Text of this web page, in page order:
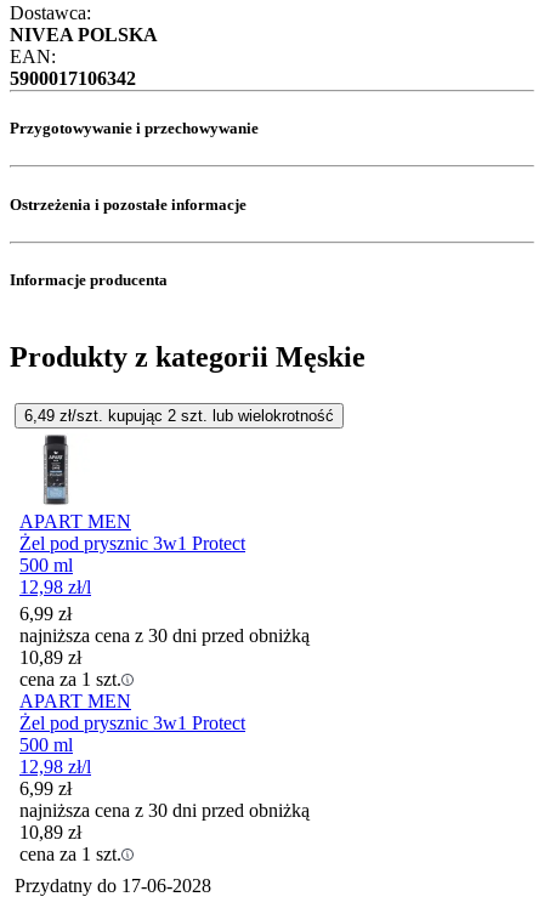
Dostawca:
NIVEA POLSKA
EAN:
5900017106342
Przygotowywanie i przechowywanie
Ostrzeżenia i pozostałe informacje
Informacje producenta
Produkty z kategorii Męskie
6,49 zł/szt. kupując 2 szt. lub wielokrotność
APART MEN
Żel pod prysznic 3w1 Protect
500 ml
12,98 zł/l
6,99 zł
najniższa cena z 30 dni przed obniżką
10,89 zł
cena za 1 szt.
APART MEN
Żel pod prysznic 3w1 Protect
500 ml
12,98 zł/l
6,99 zł
najniższa cena z 30 dni przed obniżką
10,89 zł
cena za 1 szt.
Przydatny do 17-06-2028